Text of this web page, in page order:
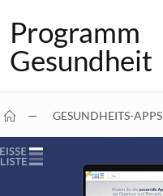
Programm
Gesundheit
GESUNDHEITS-APPS